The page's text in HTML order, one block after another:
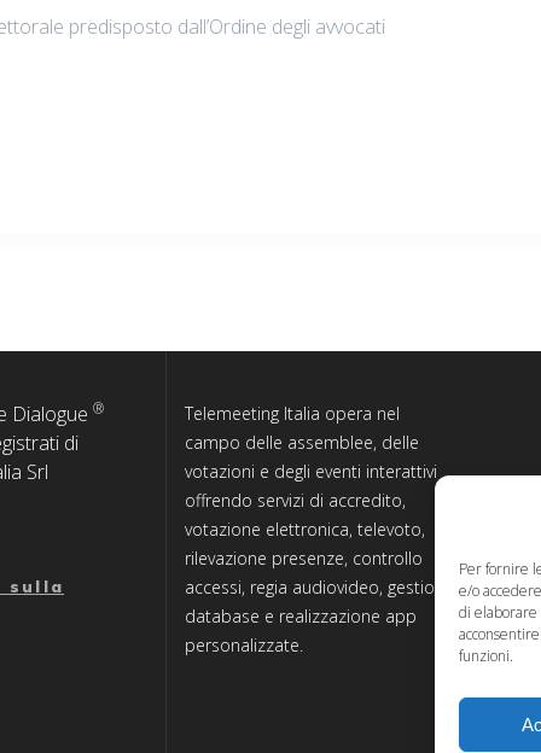
Per fornire
e/o
di elaborare
funzioni.
predisposto dall’Ordine degli avvocati
Dialogue ®
di
Srl
sulla
Telemeeting Italia opera nel
campo delle assemblee, delle
votazioni e degli eventi interattivi
offrendo servizi di accredito,
votazione elettronica, televoto,
rilevazione presenze, controllo
accessi, regia audiovideo, gestione
database e realizzazione app
personalizzate.